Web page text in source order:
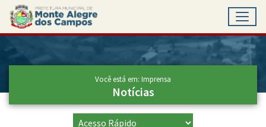
Ir para conteúdo principal
Conteúdo Principal
Você está em: Imprensa
Notícias